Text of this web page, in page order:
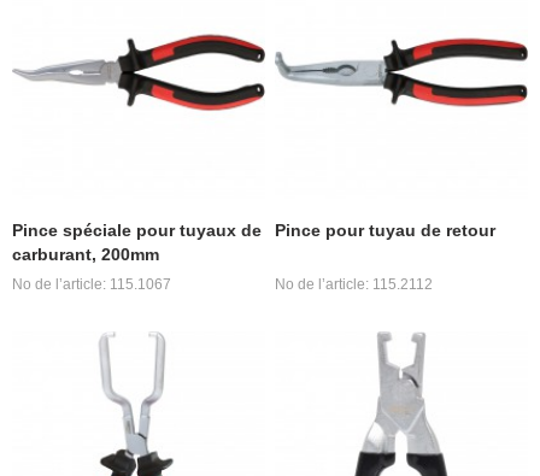
Pince spéciale pour tuyaux de
carburant, 200mm
No de l’article: 115.1067
Pince pour tuyau de retour
No de l’article: 115.2112